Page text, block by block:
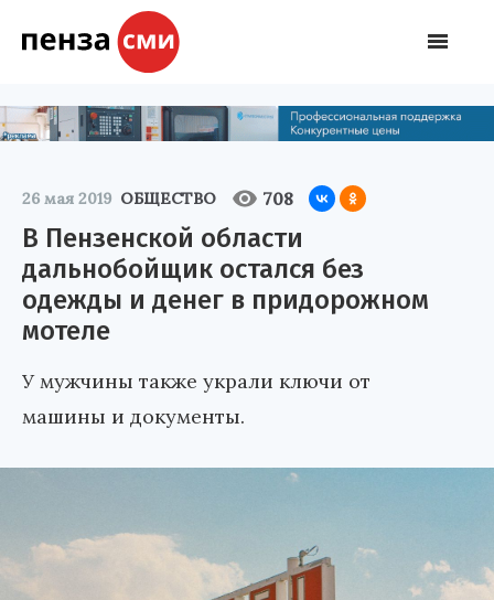
26 мая 2019 ОБЩЕСТВО 708
В Пензенской области
дальнобойщик остался без
одежды и денег в придорожном
мотеле
У мужчины также украли ключи от
машины и документы.